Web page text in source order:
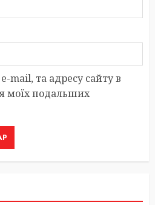
mail, та адресу сайту в
моїх подальших